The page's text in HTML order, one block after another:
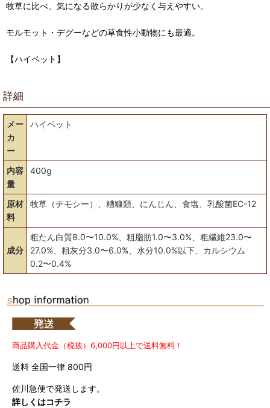
牧草に比べ、気になる散らかりが少なく与えやすい。
モルモット・デグーなどの草食性小動物にも最適。
【ハイペット】
詳細
メー
カ
ー
ハイペット
内容
量
400g
原材
料
牧草（チモシー）、糟糠類、にんじん、食塩、乳酸菌EC-12
成分
粗たん白質8.0〜10.0%、粗脂肪1.0〜3.0%、粗繊維23.0〜
27.0%、粗灰分3.0〜6.0%、水分10.0%以下、カルシウム
0.2〜0.4%
商品購入代金（税抜）6,000円以上で送料無料！
送料 全国一律 800円
佐川急便で発送します。
詳しくはコチラ